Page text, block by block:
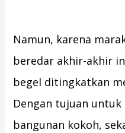
Namun, karena
beredar akhir-akhir
begel ditingkatkan
Dengan tujuan
bangunan kokoh,